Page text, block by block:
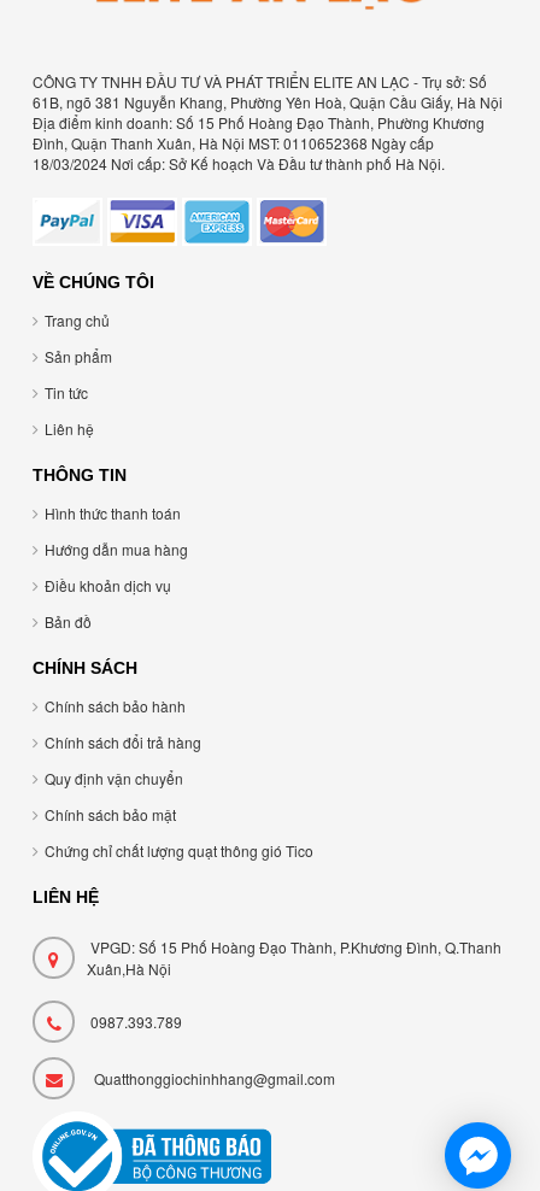
CÔNG TY TNHH ĐẦU TƯ VÀ PHÁT TRIỂN ELITE AN LẠC - Trụ sở: Số
61B, ngõ 381 Nguyễn Khang, Phường Yên Hoà, Quận Cầu Giấy, Hà Nội
Địa điểm kinh doanh: Số 15 Phố Hoàng Đạo Thành, Phường Khương
Đình, Quận Thanh Xuân, Hà Nội MST: 0110652368 Ngày cấp
18/03/2024 Nơi cấp: Sở Kế hoạch Và Đầu tư thành phố Hà Nội.
VỀ CHÚNG TÔI
Trang chủ
Sản phẩm
Tin tức
Liên hệ
THÔNG TIN
Hình thức thanh toán
Hướng dẫn mua hàng
Điều khoản dịch vụ
Bản đồ
CHÍNH SÁCH
Chính sách bảo hành
Chính sách đổi trả hàng
Quy định vận chuyển
Chính sách bảo mật
Chứng chỉ chất lượng quạt thông gió Tico
LIÊN HỆ
VPGD: Số 15 Phố Hoàng Đạo Thành, P.Khương Đình, Q.Thanh
Xuân,Hà Nội
0987.393.789
Quatthonggiochinhhang@gmail.com